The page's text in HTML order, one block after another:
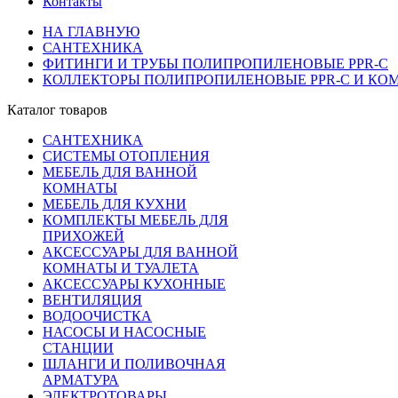
НА ГЛАВНУЮ
САНТЕХНИКА
ФИТИНГИ И ТРУБЫ ПОЛИПРОПИЛЕНОВЫЕ PPR-C
КОЛЛЕКТОРЫ ПОЛИПРОПИЛЕНОВЫЕ PPR-C И
Каталог товаров
САНТЕХНИКА
СИСТЕМЫ ОТОПЛЕНИЯ
МЕБЕЛЬ ДЛЯ ВАННОЙ
КОМНАТЫ
МЕБЕЛЬ ДЛЯ КУХНИ
КОМПЛЕКТЫ МЕБЕЛЬ ДЛЯ
ПРИХОЖЕЙ
АКСЕССУАРЫ ДЛЯ ВАННОЙ
КОМНАТЫ И ТУАЛЕТА
АКСЕССУАРЫ КУХОННЫЕ
ВЕНТИЛЯЦИЯ
ВОДООЧИСТКА
НАСОСЫ И НАСОСНЫЕ
СТАНЦИИ
ШЛАНГИ И ПОЛИВОЧНАЯ
АРМАТУРА